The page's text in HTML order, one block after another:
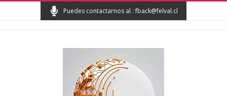
Puedes contactarnos al : fback@felval.cl